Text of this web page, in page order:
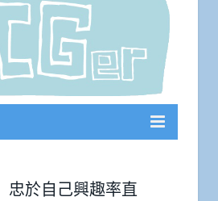
忠於自己興趣率直